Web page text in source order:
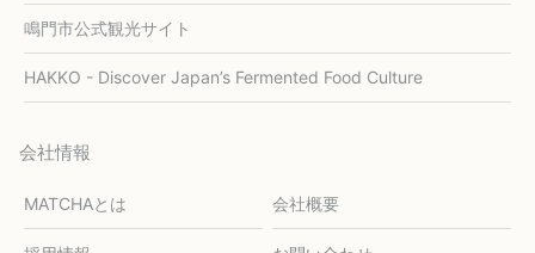
鳴門市公式観光サイト
HAKKO - Discover Japan’s Fermented Food Culture
会社情報
MATCHAとは 会社概要